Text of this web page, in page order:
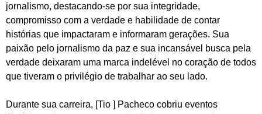
jornalismo, destacando-se por sua integridade,
compromisso com a verdade e habilidade de contar
histórias que impactaram e informaram gerações. Sua
paixão pelo jornalismo da paz e sua incansável busca pela
verdade deixaram uma marca indelével no coração de todos
que tiveram o privilégio de trabalhar ao seu lado.
Durante sua carreira, [Tio ] Pacheco cobriu eventos